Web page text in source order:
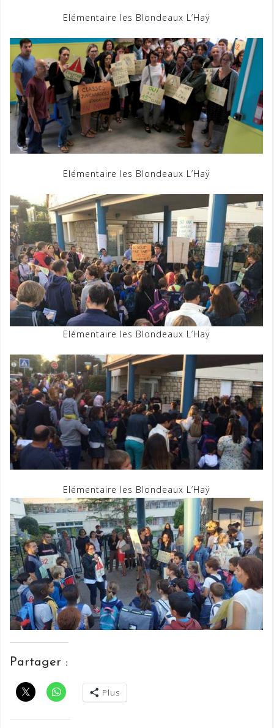
Elémentaire les Blondeaux L’Haÿ
Elémentaire les Blondeaux L’Haÿ
Elémentaire les Blondeaux L’Haÿ
Elémentaire les Blondeaux L’Haÿ
Partager :
Plus